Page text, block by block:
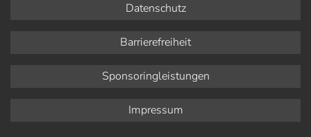
Datenschutz
Barrierefreiheit
Sponsoringleistungen
Impressum